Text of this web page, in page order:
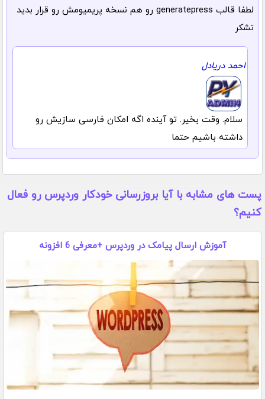
لطفا قالب generatepress رو هم نسخه پریمیومش رو قرار بدید
تشکر
احمد دریادل
سلام. وقت بخیر. تو آینده اگه امکان فارسی سازیش رو
داشته باشیم حتما
پست های مشابه با آیا بروزرسانی خودکار وردپرس رو فعال
کنیم؟
آموزش ارسال پیامک در وردپرس +معرفی 6 افزونه